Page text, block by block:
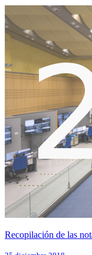
Recopilación de las